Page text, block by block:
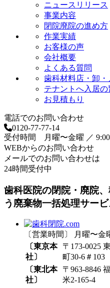
ニュースリリース
事業内容
閉院廃院の進め方
作業実績
お客様の声
会社概要
よくある質問
歯科材料店・卸
テナントへ入居の
お見積もり
電話でのお問い合わせ
0120-77-77-14
受付時間 月曜〜金曜 ／ 9:00
WEBからのお問い合わせ
メールでのお問い合わせは
24時間受付中
歯科医院の閉院・廃院
う廃棄物一括処理サービ
〔営業時間〕 月曜〜金
〔東京本
社〕
〒173-0025
町30-6＃103
〔東北本
社〕
〒963-8846
米2-165-4